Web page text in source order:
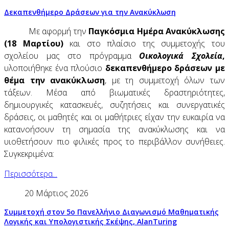
Δεκαπενθήμερο Δράσεων για την Ανακύκλωση
Με αφορμή την Παγκόσμια Ημέρα Ανακύκλωσης
(18 Μαρτίου)και στο πλαίσιο της συμμετοχής του
σχολείου μας στο πρόγραμμα Οικολογικά Σχολεία,
υλοποιήθηκε ένα πλούσιο δεκαπενθήμερο δράσεων με
θέμα την ανακύκλωση, με τη συμμετοχή όλων των
τάξεων. Μέσα από βιωματικές δραστηριότητες,
δημιουργικές κατασκευές, συζητήσεις και συνεργατικές
δράσεις, οι μαθητές και οι μαθήτριες είχαν την ευκαιρία να
κατανοήσουν τη σημασία της ανακύκλωσης και να
υιοθετήσουν πιο φιλικές προς το περιβάλλον συνήθειες.
Συγκεκριμένα:
Περισσότερα...
20 Μάρτιος 2026
Συμμετοχή στον 5ο Πανελλήνιο Διαγωνισμό Μαθηματικής
Λογικής και Υπολογιστικής Σκέψης, AlanTuring